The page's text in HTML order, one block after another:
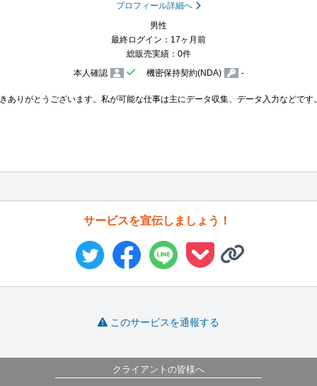
プロフィール詳細へ
男性
最終ログイン：17ヶ月前
総販売実績：0件
本人確認
機密保持契約(NDA) -
ありがとうございます。私が可能な仕事は主にデータ収集、データ入力などで
サービスを宣伝しましょう！
このサービスを通報する
クライアントの皆様へ